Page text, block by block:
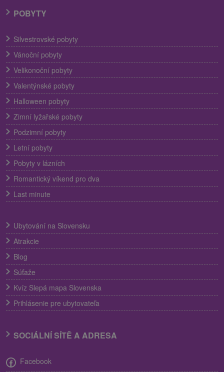
POBYTY
Silvestrovské pobyty
Vánoční pobyty
Velikonoční pobyty
Valentýnské pobyty
Halloween pobyty
Zimní lyžařské pobyty
Podzimní pobyty
Letní pobyty
Pobyty v lázních
Romantický víkend pro dva
Last minute
Ubytování na Slovensku
Atrakcie
Blog
Súťaže
Kvíz Slepá mapa Slovenska
Prihlásenie pre ubytovateľa
SOCIÁLNÍ SÍTĚ A ADRESA
Facebook